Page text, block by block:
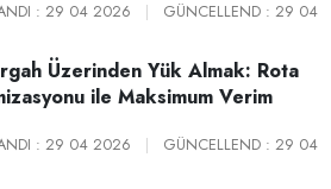
: 29 04 2026 |
GÜNCELLEND : 29 04
Üzerinden Yük Almak: Rota
ile Maksimum Verim
: 29 04 2026 |
GÜNCELLEND : 29 04